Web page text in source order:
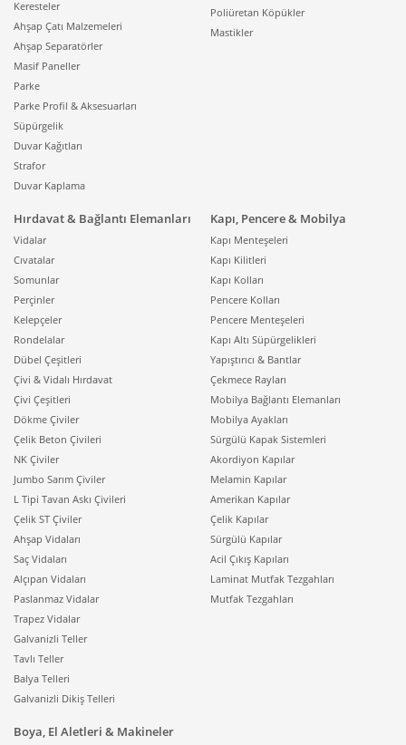
Keresteler
Ahşap Çatı Malzemeleri
Ahşap Separatörler
Masif Paneller
Parke
Parke Profil & Aksesuarları
Süpürgelik
Duvar Kağıtları
Strafor
Duvar Kaplama
Poliüretan Köpükler
Mastikler
Hırdavat & Bağlantı Elemanları
Vidalar
Cıvatalar
Somunlar
Perçinler
Kelepçeler
Rondelalar
Dübel Çeşitleri
Çivi & Vidalı Hırdavat
Çivi Çeşitleri
Dökme Çiviler
Çelik Beton Çivileri
NK Çiviler
Jumbo Sarım Çiviler
L Tipi Tavan Askı Çivileri
Çelik ST Çiviler
Ahşap Vidaları
Saç Vidaları
Alçıpan Vidaları
Paslanmaz Vidalar
Trapez Vidalar
Galvanizli Teller
Tavlı Teller
Balya Telleri
Galvanizli Dikiş Telleri
Kapı, Pencere & Mobilya
Kapı Menteşeleri
Kapı Kilitleri
Kapı Kolları
Pencere Kolları
Pencere Menteşeleri
Kapı Altı Süpürgelikleri
Yapıştırıcı & Bantlar
Çekmece Rayları
Mobilya Bağlantı Elemanları
Mobilya Ayakları
Sürgülü Kapak Sistemleri
Akordiyon Kapılar
Melamin Kapılar
Amerikan Kapılar
Çelik Kapılar
Sürgülü Kapılar
Acil Çıkış Kapıları
Laminat Mutfak Tezgahları
Mutfak Tezgahları
Boya, El Aletleri & Makineler